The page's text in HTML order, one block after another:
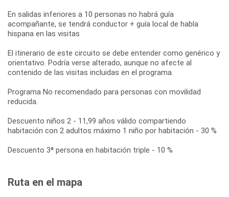
En salidas inferiores a 10 personas no habrá guía
acompañante, se tendrá conductor + guía local de habla
hispana en las visitas
El itinerario de este circuito se debe entender como genérico y
orientativo. Podría verse alterado, aunque no afecte al
contenido de las visitas incluidas en el programa.
Programa No recomendado para personas con movilidad
reducida.
Descuento niños 2 - 11,99 años válido compartiendo
habitación con 2 adultos máximo 1 niño por habitación - 30 %
Descuento 3ª persona en habitación triple - 10 %
Ruta en el mapa